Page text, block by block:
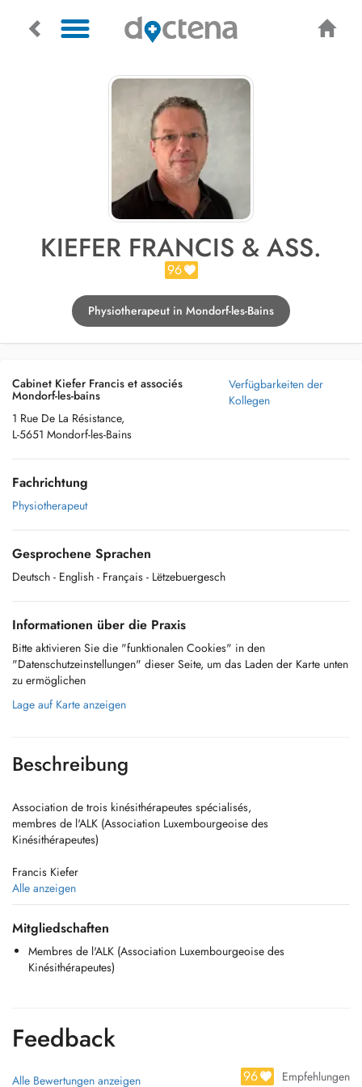
KIEFER FRANCIS & ASS.
96
Physiotherapeut in Mondorf-les-Bains
Cabinet Kiefer Francis et associés
Mondorf-les-bains
1 Rue De La Résistance,
L-5651 Mondorf-les-Bains
Verfügbarkeiten der
Kollegen
Fachrichtung
Physiotherapeut
Gesprochene Sprachen
Deutsch - English - Français - Lëtzebuergesch
Informationen über die Praxis
Bitte aktivieren Sie die "funktionalen Cookies" in den
"Datenschutzeinstellungen" dieser Seite, um das Laden der Karte unten
zu ermöglichen
Lage auf Karte anzeigen
Beschreibung
Association de trois kinésithérapeutes spécialisés,
membres de l'ALK (Association Luxembourgeoise des
Kinésithérapeutes)
Francis Kiefer
Lynn Grandjean
Mathilde Lhérondel
Tél : (+352) 23 66 03 39
Visites à domicile dans un rayon de 10 km
Nos spécialisations :
Thérapie manuelle orthopédique
Alle anzeigen
Mitgliedschaften
Membres de l'ALK (Association Luxembourgeoise des
Kinésithérapeutes)
Feedback
Alle Bewertungen anzeigen 96 Empfehlungen